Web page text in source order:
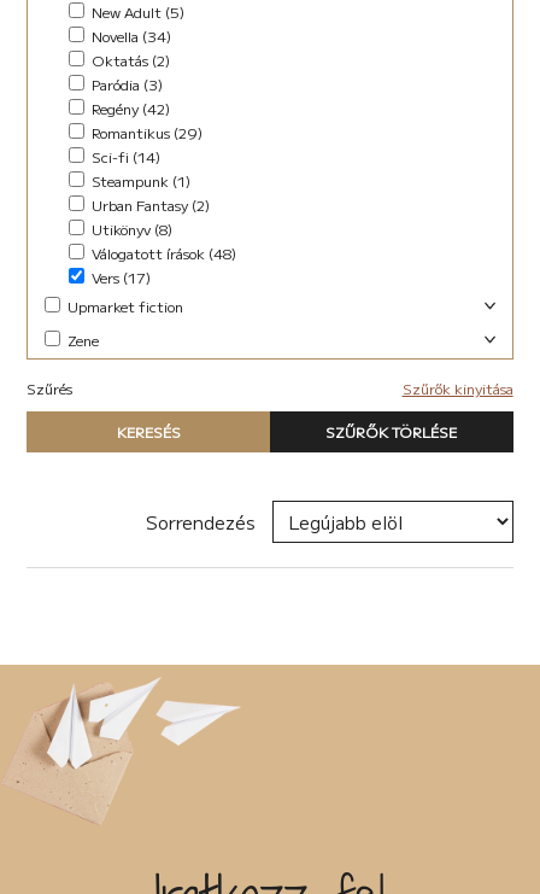
New Adult (5)
Novella (34)
Oktatás (2)
Paródia (3)
Regény (42)
Romantikus (29)
Sci-fi (14)
Steampunk (1)
Urban Fantasy (2)
Utikönyv (8)
Válogatott írások (48)
Vers (17)
Upmarket fiction
Abszurd (9)
Akció (22)
Blogregény (2)
Chick lit (6)
coaching (4)
dark-romance (7)
Fantasy (40)
Fikció (49)
Filozófia (2)
Groteszk (4)
Gyűjtemény (27)
Háború (1)
Horror (6)
Zene
Szűrés
Szűrők kinyitása
Típus
Nyomtatott könyv
Sorozat
Címke
Új címke hozzáadása
KERESÉS SZŰRŐK TÖRLÉSE
Sorrendezés